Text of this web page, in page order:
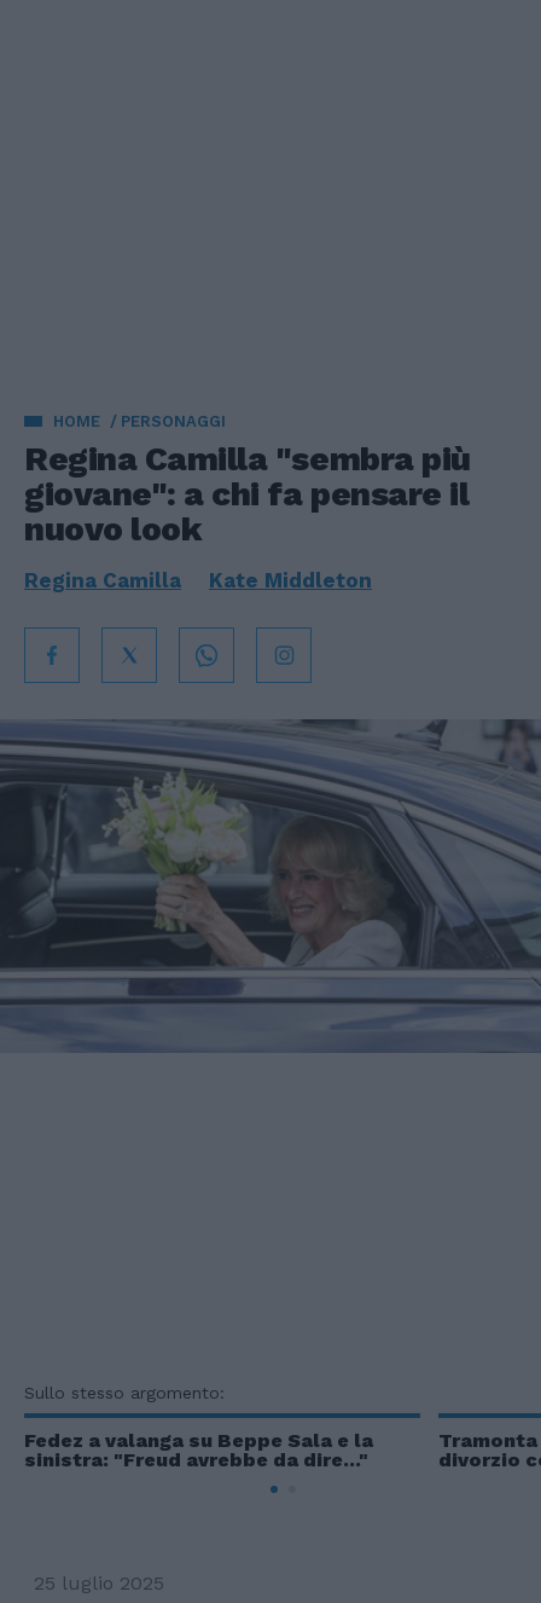
HOME PERSONAGGI
Regina Camilla "sembra più
giovane": a chi fa pensare il
nuovo look
Regina Camilla Kate Middleton
Sullo stesso argomento:
Fedez a valanga su Beppe Sala e la
sinistra: "Freud avrebbe da dire..."
Tramonta
divorzio
25 luglio 2025